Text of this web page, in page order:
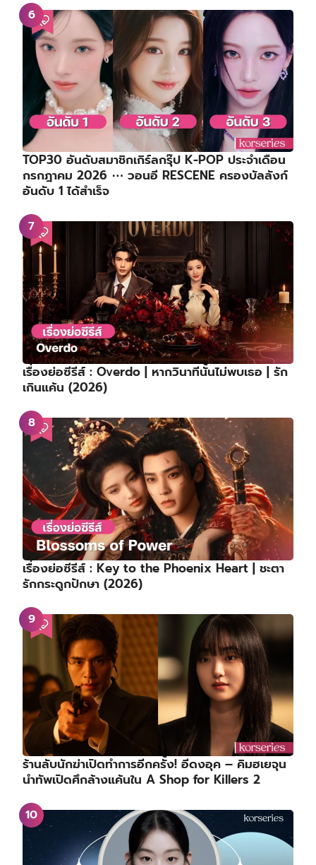
TOP30 อันดับสมาชิกเกิร์ลกรุ๊ป K-POP ประจำเดือน
กรกฎาคม 2026 ⋯ วอนอี RESCENE ครองบัลลังก์
อันดับ 1 ได้สำเร็จ
เรื่องย่อซีรีส์ : Overdo | หากวินาทีนั้นไม่พบเธอ | รัก
เกินแค้น (2026)
เรื่องย่อซีรีส์ : Key to the Phoenix Heart | ชะตา
รักกระดูกปักษา (2026)
ร้านลับนักฆ่าเปิดทำการอีกครั้ง! อีดงอุค – คิมฮเยจุน
นำทัพเปิดศึกล้างแค้นใน A Shop for Killers 2